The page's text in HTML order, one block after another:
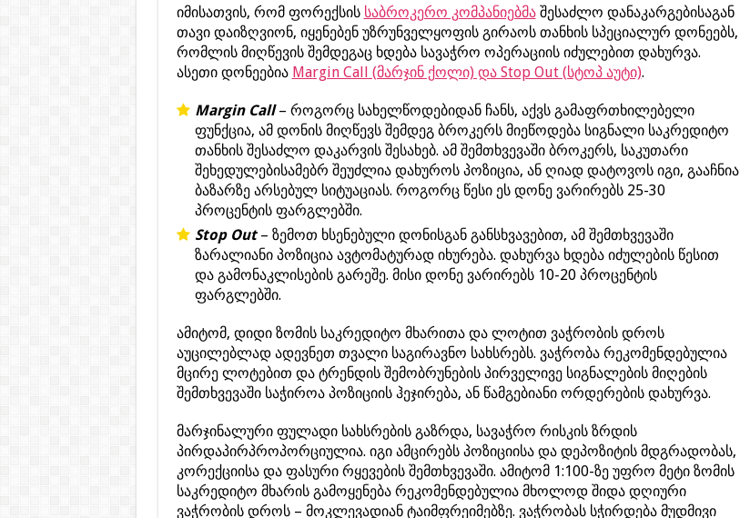
იმისათვის, რომ ფორექსის საბროკერო კომპანიებმაშესაძლო დანაკარგებისაგან
თავი დაიზღვიონ, იყენებენ უზრუნველყოფის გირაოს თანხის სპეციალურ დონეებს,
რომლის მიღწევის შემდეგაც ხდება სავაჭრო ოპერაციის იძულებით დახურვა.
ასეთი დონეებია Margin Call (მარჯინ ქოლი) და Stop Out (სტოპ აუტი).
Margin Call– როგორც სახელწოდებიდან ჩანს, აქვს გამაფრთხილებელი
ფუნქცია, ამ დონის მიღწევს შემდეგ ბროკერს მიეწოდება სიგნალი საკრედიტო
თანხის შესაძლო დაკარვის შესახებ. ამ შემთხვევაში ბროკერს, საკუთარი
შეხედულებისამებრ შეუძლია დახუროს პოზიცია, ან ღიად დატოვოს იგი, გააჩნია
ბაზარზე არსებულ სიტუაციას. როგორც წესი ეს დონე ვარირებს 25-30
პროცენტის ფარგლებში.
Stop Out – ზემოთ ხსენებული დონისგან განსხვავებით, ამ შემთხვევაში
ზარალიანი პოზიცია ავტომატურად იხურება. დახურვა ხდება იძულების წესით
და გამონაკლისების გარეშე. მისი დონე ვარირებს 10-20 პროცენტის
ფარგლებში.
ამიტომ, დიდი ზომის საკრედიტო მხარითა და ლოტით ვაჭრობის დროს
აუცილებლად ადევნეთ თვალი საგირავნო სახსრებს. ვაჭრობა რეკომენდებულია
მცირე ლოტებით და ტრენდის შემობრუნების პირველივე სიგნალების მიღების
შემთხვევაში საჭიროა პოზიციის ჰეჯირება, ან წამგებიანი ორდერების დახურვა.
მარჯინალური ფულადი სახსრების გაზრდა, სავაჭრო რისკის ზრდის
პირდაპირპროპორციულია. იგი ამცირებს პოზიციისა და დეპოზიტის მდგრადობას,
კორექციისა და ფასური რყევების შემთხვევაში. ამიტომ 1:100-ზე უფრო მეტი ზომის
საკრედიტო მხარის გამოყენება რეკომენდებულია მხოლოდ შიდა დღიური
ვაჭრობის დროს – მოკლევადიან ტაიმფრეიმებზე. ვაჭრობას სჭირდება მუდმივი